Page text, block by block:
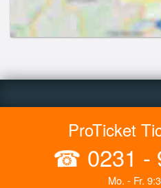
ProTicket
☎ 0231 -
Mo. - Fr.